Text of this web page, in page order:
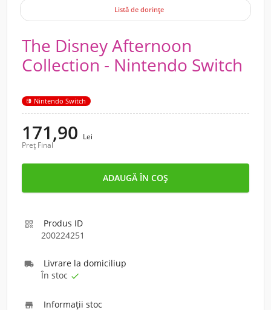
Listă de dorințe
The Disney Afternoon
Collection - Nintendo Switch
Nintendo Switch
171,90 Lei
Preț Final

Produs ID
200224251
 Livrare la domiciliup
În stoc 

Informaţii stoc